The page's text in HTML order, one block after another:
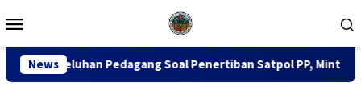
ke
Mobile
News Soal Penertiban Satpol PP, Minta Pendekatan